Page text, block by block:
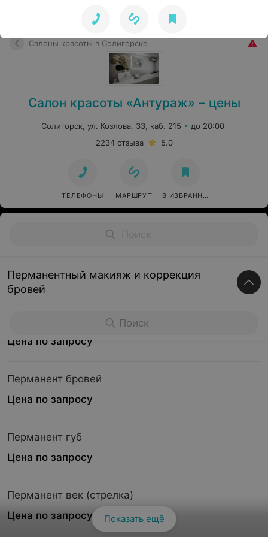
Салоны красоты в Солигорске
Салон красоты «Антураж» – цены
Солигорск, ул. Козлова, 33, каб. 215
до 20:00
2234 отзыва
5.0
ТЕЛЕФОНЫ МАРШРУТ В ИЗБРАННОЕ
Перманентный макияж и коррекция
бровей
Поиск
Цена по запросу
Перманент бровей
Цена по запросу
Перманент губ
Цена по запросу
Перманент век (стрелка)
Цена по запросу
Показать ещё